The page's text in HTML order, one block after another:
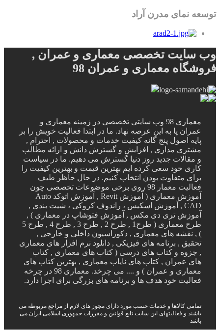
توسعه نمای مدرن آراد
وب سایت تخصصی معماری و عمران ,
فروشگاه معماری و عمران 98
معماری 98 وب سایتی تخصصی در زمینه معماری و
عمران پا به این عرصه نهاد. ما در ابتدا فعالیت خویش را بر
پایه اصول پنج گانه کیفیت خدمات و محصولات , احترام ,
مشتری مداری , افزایش و گسترش دانش و ارائه مطالب
و مقالات جدید روز دنیا گسترش می دهیم. ما در سیاست
کاری خود سعی کرده ایم بهترین قیمت و بهترین کیفیت را
برای متفاوت بودن انتخاب کنیم. در حال حاظر طیف
فعالیت معمار 98 روی برخی موضوعات تخصصی چون
آموزش معماری ( آموزش Revit , آموزش اتوکد Auto
CAD , آموزش اسکیس ، راندوف کروکی ، شیت بندی ,
آموزش تری دی مکس , آموزش فتوشاپ در معماری ) ,
طرح معماری ( طرح1 , طرح 2 , طرح 3 , طرح 4 , طرح 5
) , نقشه های معماری , دکوراسیون داخلی و خارجی ,
تحقیق , برنامه های فیزیکی , دانلود نرم افزار های معماری
, جزوه و کتاب های درسی ( کتاب های معماری , کتاب
های عمران , کتاب های نایاب معماری , بهترین کتاب های
معماری و عمران ) و .... می چرخد. معماری 98 در چرخه
فعالیت خود هدف ها و برنامه های بزرگی برای اجرا دارد.
تمامی کالاها و خدمات حسب مورد دارای مجوز های لازم از مراجع مربوطه می
باشند و فعالیتهای این سایت تابع قوانین و مقررات جمهوری اسلامی ایران می
باشد